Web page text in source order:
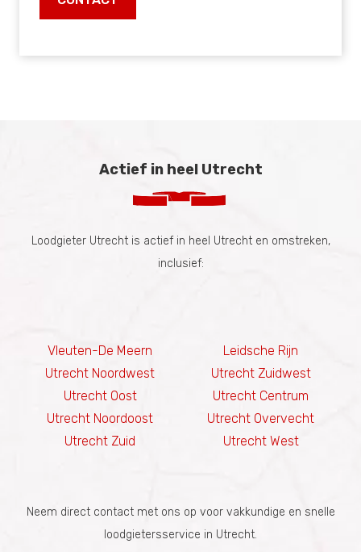
Actief in heel Utrecht
Loodgieter Utrecht is actief in heel Utrecht en omstreken,
inclusief:
Vleuten-De Meern
Leidsche Rijn
Utrecht Noordwest
Utrecht Zuidwest
Utrecht Oost
Utrecht Centrum
Utrecht Noordoost
Utrecht Overvecht
Utrecht Zuid
Utrecht West
Neem direct contact met ons op voor vakkundige en snelle
loodgietersservice in Utrecht.